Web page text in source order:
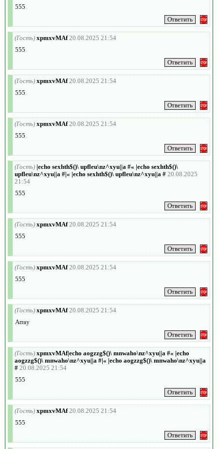
555
(Гость) xpmxvMAf 20.08.2025 21:54
555
(Гость) xpmxvMAf 20.08.2025 21:54
555
(Гость) xpmxvMAf 20.08.2025 21:54
555
(Гость) |echo sexhth$()\ upfleu\nz^xyu||a #« |echo sexhth$()\
upfleu\nz^xyu||a #|« |echo sexhth$()\ upfleu\nz^xyu||a # 20.08.2025
21:54
555
(Гость) xpmxvMAf 20.08.2025 21:54
555
(Гость) xpmxvMAf 20.08.2025 21:54
555
(Гость) xpmxvMAf 20.08.2025 21:54
Array
(Гость) xpmxvMAf|echo aogzzg$()\ mnwaho\nz^xyu||a #« |echo
aogzzg$()\ mnwaho\nz^xyu||a #|« |echo aogzzg$()\ mnwaho\nz^xyu||a
# 20.08.2025 21:54
555
(Гость) xpmxvMAf 20.08.2025 21:54
555